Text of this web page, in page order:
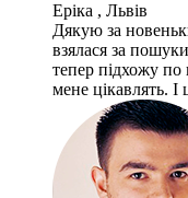
Еріка , Львів
Дякую за
взялася за
тепер підхожу
мене цікавлять. І